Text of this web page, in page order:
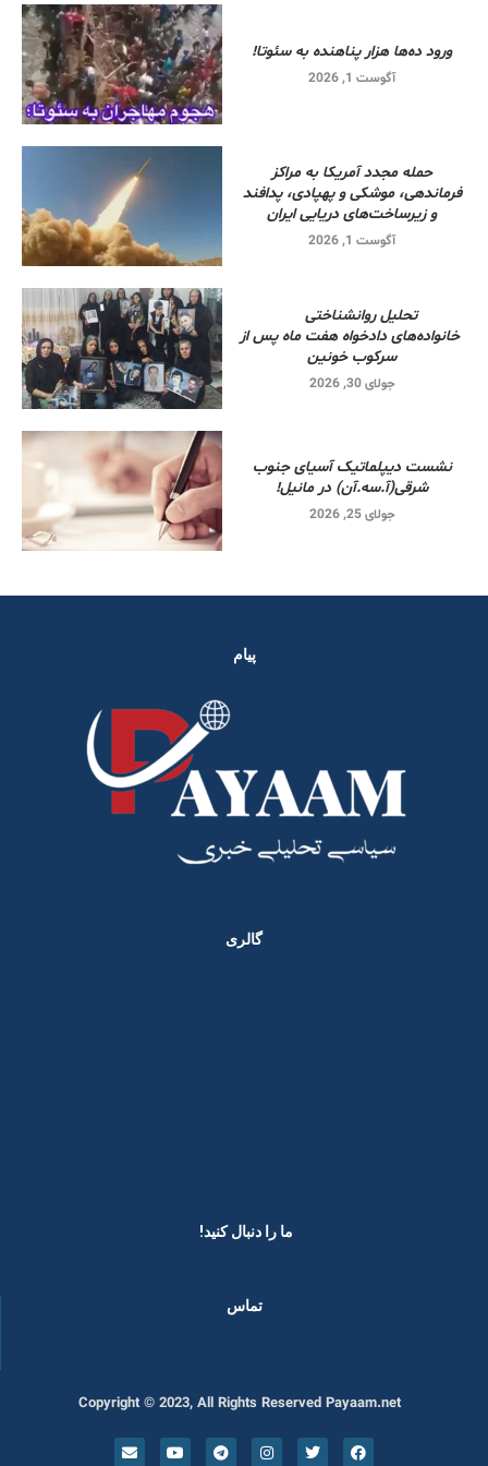
ورود ده‌ها هزار پناهنده به سئوتا!
آگوست 1, 2026
حمله مجدد آمریکا به مراکز
فرماندهی، موشکی و پهپادی، پدافند
و زیرساخت‌های دریایی ایران
آگوست 1, 2026
تحلیل روانشناختی
خانواده‌های دادخواه هفت ماه پس از
سرکوب خونین
جولای 30, 2026
نشست دیپلماتیک آسیای جنوب
شرقی‌(آ.سه.آن) در مانیل!
جولای 25, 2026
پیام
گالری
ما را دنبال کنید! ​
تماس
Copyright © 2023, All Rights Reserved Payaam.net